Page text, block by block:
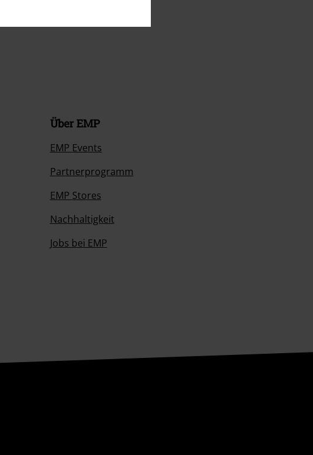
Über EMP
EMP Events
Partnerprogramm
EMP Stores
Nachhaltigkeit
Jobs bei EMP